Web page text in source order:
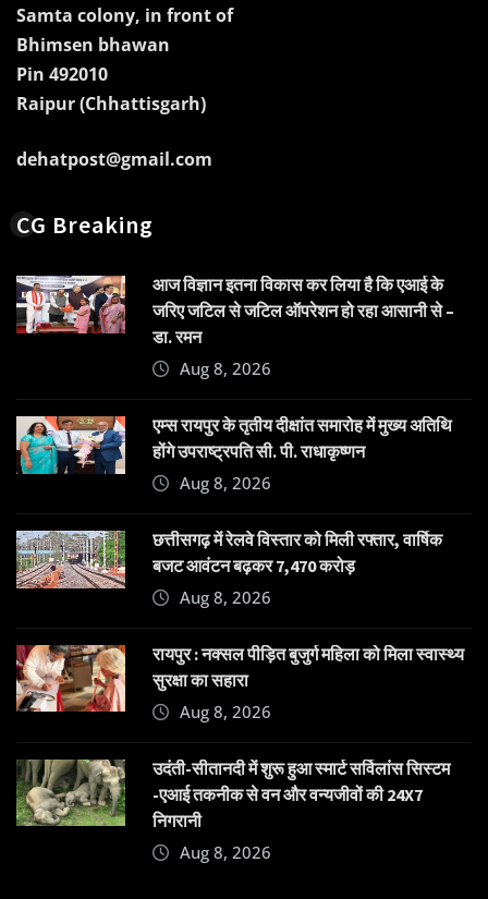
Samta colony, in front of
Bhimsen bhawan
Pin 492010
Raipur (Chhattisgarh)
dehatpost@gmail.com
CG Breaking
आज विज्ञान इतना विकास कर लिया है कि एआई के
जरिए जटिल से जटिल ऑपरेशन हो रहा आसानी से –
डा. रमन
Aug 8, 2026
एम्स रायपुर के तृतीय दीक्षांत समारोह में मुख्य अतिथि
होंगे उपराष्ट्रपति सी. पी. राधाकृष्णन
Aug 8, 2026
छत्तीसगढ़ में रेलवे विस्तार को मिली रफ्तार, वार्षिक
बजट आवंटन बढ़कर 7,470 करोड़
Aug 8, 2026
रायपुर : नक्सल पीड़ित बुजुर्ग महिला को मिला स्वास्थ्य
सुरक्षा का सहारा
Aug 8, 2026
उदंती-सीतानदी में शुरू हुआ स्मार्ट सर्विलांस सिस्टम
-एआई तकनीक से वन और वन्यजीवों की 24X7
निगरानी
Aug 8, 2026